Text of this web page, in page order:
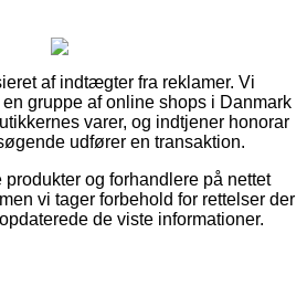
af indtægter fra reklamer. Vi
gruppe af online shops i Danmark
varer, og indtjener honorar
udfører en transaktion.
og forhandlere på nettet
vi tager forbehold for rettelser der
de viste informationer.